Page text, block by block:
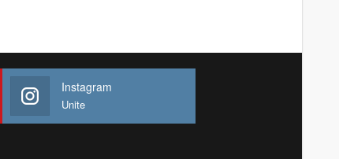
Instagram
Unite